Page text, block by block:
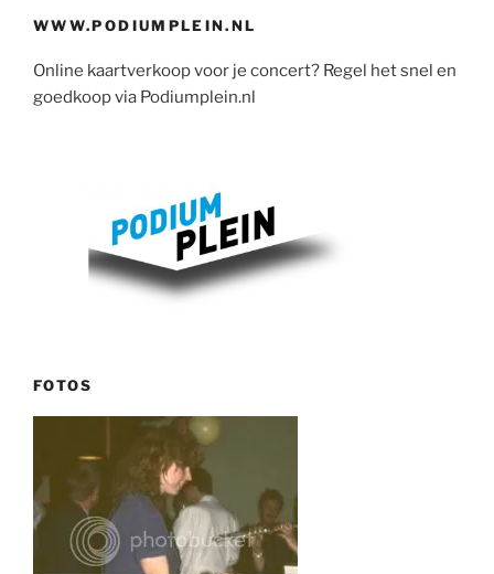
WWW.PODIUMPLEIN.NL
Online kaartverkoop voor je concert? Regel het snel en
goedkoop via Podiumplein.nl
FOTOS